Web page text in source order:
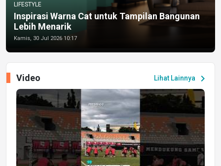
LIFESTYLE
Inspirasi Warna Cat untuk Tampilan Bangunan
Lebih Menarik
Kamis, 30 Jul 2026 10:17
Lihat Lainnya chevron_right
Video